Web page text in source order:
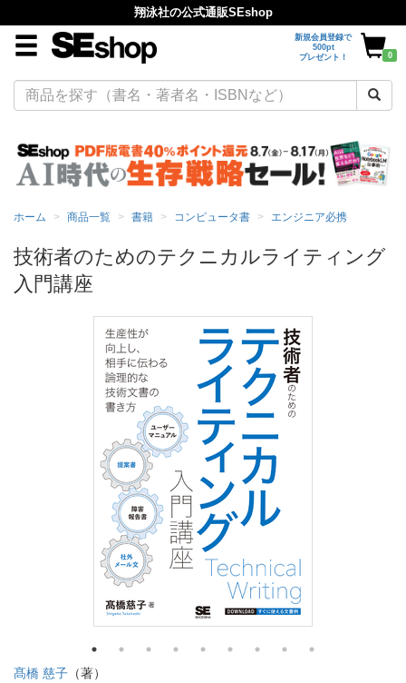
翔泳社の公式通販SEshop
新規会員登録で
500pt
プレゼント！
0
ホーム 商品一覧 書籍 コンピュータ書 エンジニア必携
技術者のためのテクニカルライティング
入門講座
髙橋 慈子 （著）